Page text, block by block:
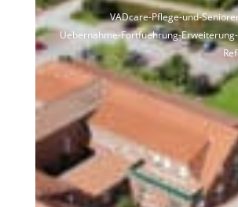
VADcare-Pflege-und-
Uebernahme-Fortfuehrung-